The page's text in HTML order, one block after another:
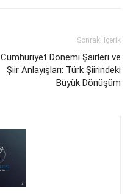
Sonraki İçerik
Cumhuriyet Dönemi Şairleri ve
Şiir Anlayışları: Türk Şiirindeki
Büyük Dönüşüm